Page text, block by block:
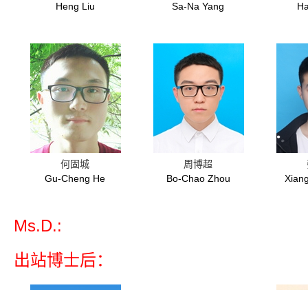
Heng Liu
Sa-Na Yang
何固城
Gu-Cheng He
周博超
Bo-Chao Zhou
Ms.D.:
出站博士后：